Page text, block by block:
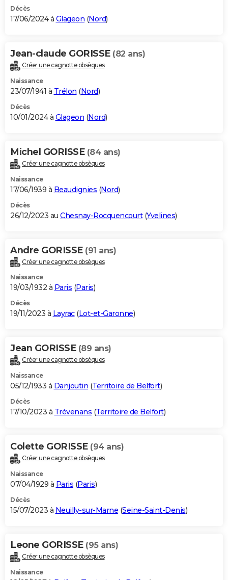
Décès
17/06/2024 à Glageon (Nord)
Jean-claude GORISSE (82 ans)
Créer une cagnotte obsèques
Naissance
23/07/1941 à Trélon (Nord)
Décès
10/01/2024 à Glageon (Nord)
Michel GORISSE (84 ans)
Créer une cagnotte obsèques
Naissance
17/06/1939 à Beaudignies (Nord)
Décès
26/12/2023 au Chesnay-Rocquencourt(Yvelines)
Andre GORISSE (91 ans)
Créer une cagnotte obsèques
Naissance
19/03/1932 à Paris (Paris)
Décès
19/11/2023 à Layrac(Lot-et-Garonne)
Jean GORISSE (89 ans)
Créer une cagnotte obsèques
Naissance
05/12/1933 à Danjoutin (Territoire de Belfort)
Décès
17/10/2023 à Trévenans (Territoire de Belfort)
Colette GORISSE (94 ans)
Créer une cagnotte obsèques
Naissance
07/04/1929 à Paris (Paris)
Décès
15/07/2023 à Neuilly-sur-Marne (Seine-Saint-Denis)
Leone GORISSE (95 ans)
Créer une cagnotte obsèques
Naissance